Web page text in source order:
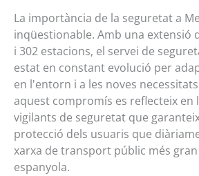
La importància de la seguretat a
inqüestionable. Amb una extensió
i 302 estacions, el servei de
estat en constant evolució per
en l'entorn i a les noves
aquest compromís es reflecteix en
vigilants de seguretat que
protecció dels usuaris que
xarxa de transport públic més
espanyola.